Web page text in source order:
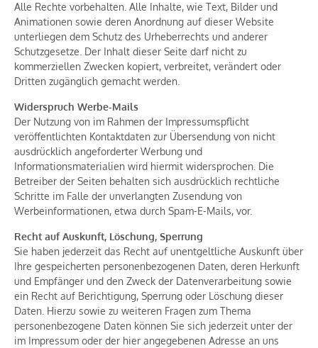
Alle Rechte vorbehalten. Alle Inhalte, wie Text, Bilder und
Animationen sowie deren Anordnung auf dieser Website
unterliegen dem Schutz des Urheberrechts und anderer
Schutzgesetze. Der Inhalt dieser Seite darf nicht zu
kommerziellen Zwecken kopiert, verbreitet, verändert oder
Dritten zugänglich gemacht werden.
Widerspruch Werbe-Mails
Der Nutzung von im Rahmen der Impressumspflicht
veröffentlichten Kontaktdaten zur Übersendung von nicht
ausdrücklich angeforderter Werbung und
Informationsmaterialien wird hiermit widersprochen. Die
Betreiber der Seiten behalten sich ausdrücklich rechtliche
Schritte im Falle der unverlangten Zusendung von
Werbeinformationen, etwa durch Spam-E-Mails, vor.
Recht auf Auskunft, Löschung, Sperrung
Sie haben jederzeit das Recht auf unentgeltliche Auskunft über
Ihre gespeicherten personenbezogenen Daten, deren Herkunft
und Empfänger und den Zweck der Datenverarbeitung sowie
ein Recht auf Berichtigung, Sperrung oder Löschung dieser
Daten. Hierzu sowie zu weiteren Fragen zum Thema
personenbezogene Daten können Sie sich jederzeit unter der
im Impressum oder der hier angegebenen Adresse an uns